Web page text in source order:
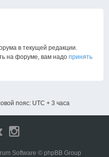
в текущей редакции.
на форуме, вам надопринять
пояс: UTC + 3 часа
Software © phpBB Group